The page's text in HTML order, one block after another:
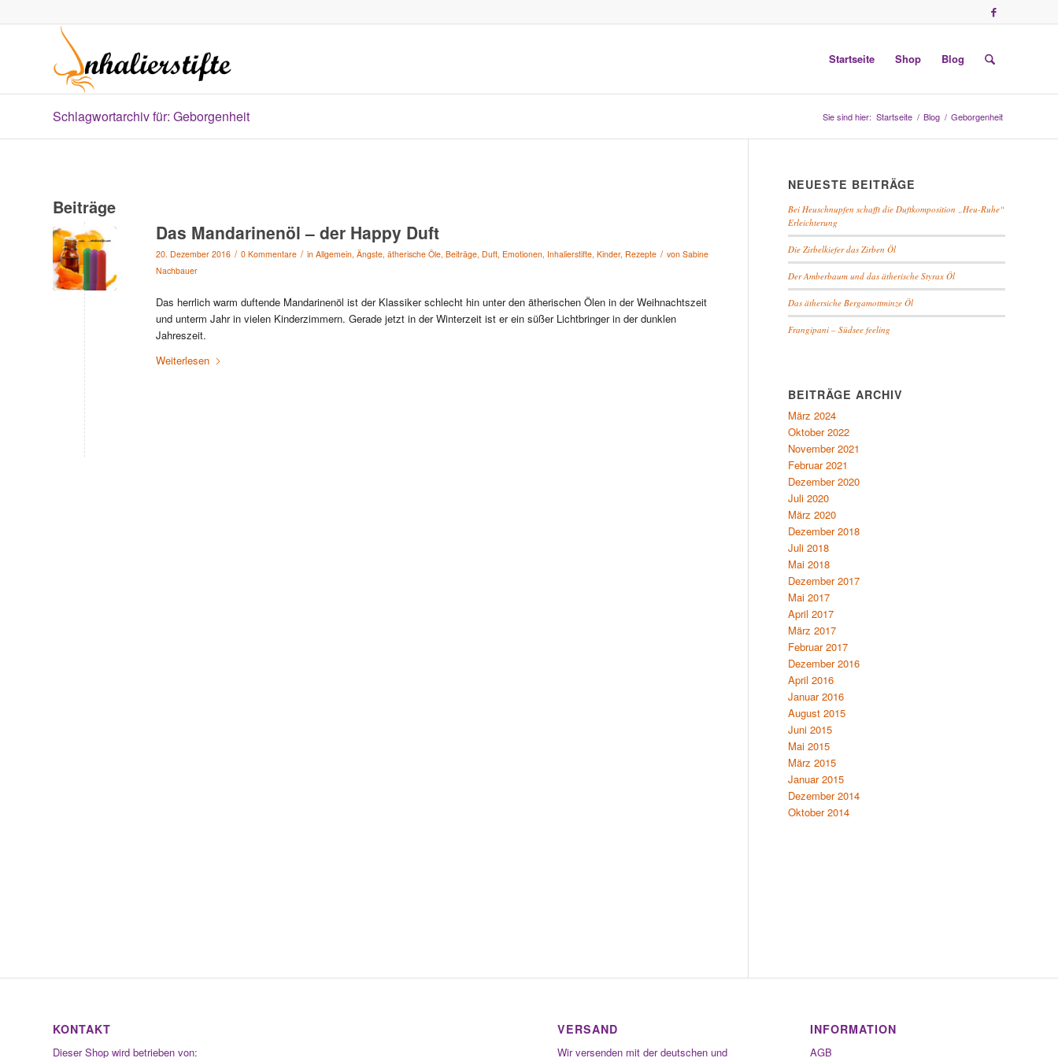
Startseite Shop Blog
Schlagwortarchiv für: Geborgenheit Sie sind hier: Startseite / Blog / Geborgenheit
Beiträge
Das Mandarinenöl – der Happy Duft
20. Dezember 2016 / 0 Kommentare / in Allgemein, Ängste, ätherische Öle, Beiträge, Duft, Emotionen, Inhalierstifte, Kinder, Rezepte / von Sabine
Nachbauer
Das herrlich warm duftende Mandarinenöl ist der Klassiker schlecht hin unter den ätherischen Ölen in der Weihnachtszeit
und unterm Jahr in vielen Kinderzimmern. Gerade jetzt in der Winterzeit ist er ein süßer Lichtbringer in der dunklen
Jahreszeit.
Weiterlesen
NEUESTE BEITRÄGE
Bei Heuschnupfen schafft die Duftkomposition „Heu-Ruhe“
Erleichterung
Die Zirbelkiefer das Zirben Öl
Der Amberbaum und das ätherische Styrax Öl
Das äthersiche Bergamottminze Öl
Frangipani – Südsee feeling
BEITRÄGE ARCHIV
März 2024
Oktober 2022
November 2021
Februar 2021
Dezember 2020
Juli 2020
März 2020
Dezember 2018
Juli 2018
Mai 2018
Dezember 2017
Mai 2017
April 2017
März 2017
Februar 2017
Dezember 2016
April 2016
Januar 2016
August 2015
Juni 2015
Mai 2015
März 2015
Januar 2015
Dezember 2014
Oktober 2014
KONTAKT
Dieser Shop wird betrieben von:
VERSAND
Wir versenden mit der deutschen und
INFORMATION
AGB